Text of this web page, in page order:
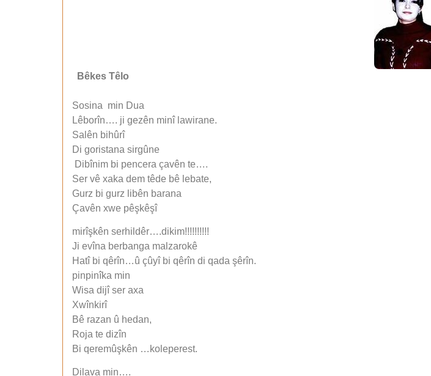
Bêkes Têlo
Sosina min Dua
Lêborîn…. ji gezên minî lawirane.
Salên bihûrî
Di goristana sirgûne
Dibînim bi pencera çavên te….
Ser vê xaka dem têde bê lebate,
Gurz bi gurz libên barana
Çavên xwe pêşkêşî
mirîşkên serhildêr….dikim!!!!!!!!!!
Ji evîna berbanga malzarokê
Hatî bi qêrîn…û çûyî bi qêrîn di qada şêrîn.
pinpinîka min
Wisa dijî ser axa
Xwînkirî
Bê razan û hedan,
Roja te dizîn
Bi qeremûşkên …koleperest.
Dilava min….